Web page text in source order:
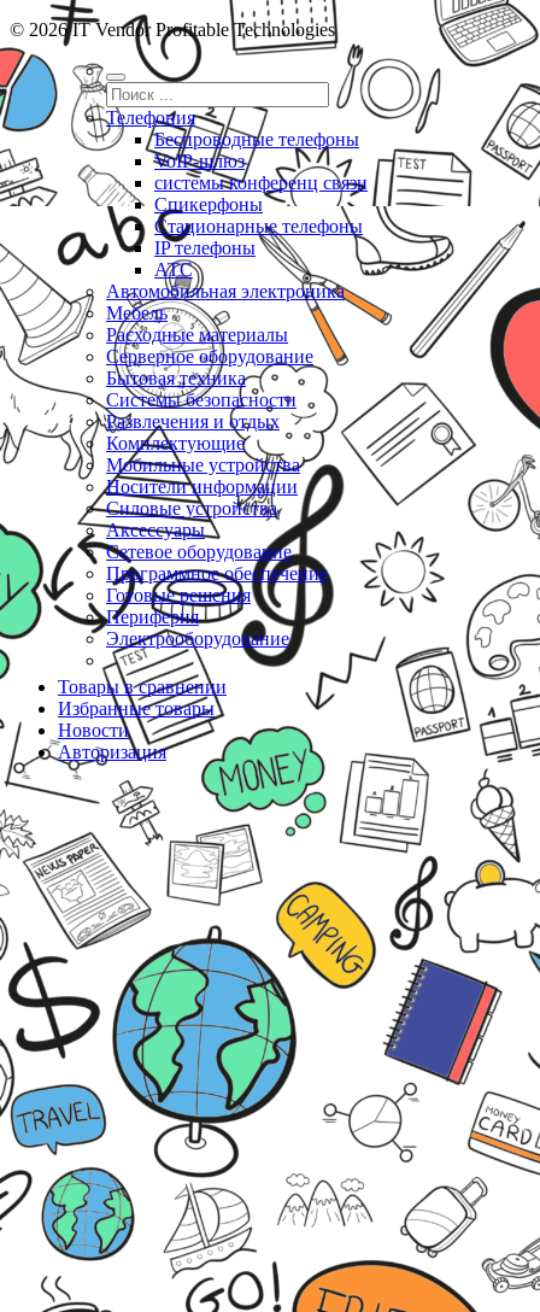
© 2026 IT Vendor Profitable Technologies
Телефония
Беспроводные телефоны
VoIP-шлюз
системы конференц связи
Спикерфоны
Стационарные телефоны
IP телефоны
АТС
Автомобильная электроника
Мебель
Расходные материалы
Серверное оборудование
Бытовая техника
Системы безопасности
Развлечения и отдых
Комплектующие
Мобильные устройства
Носители информации
Силовые устройства
Аксессуары
Сетевое оборудование
Программное обеспечение
Готовые решения
Периферия
Электрооборудование
Товары в сравнении
Избранные товары
Новости
Авторизация